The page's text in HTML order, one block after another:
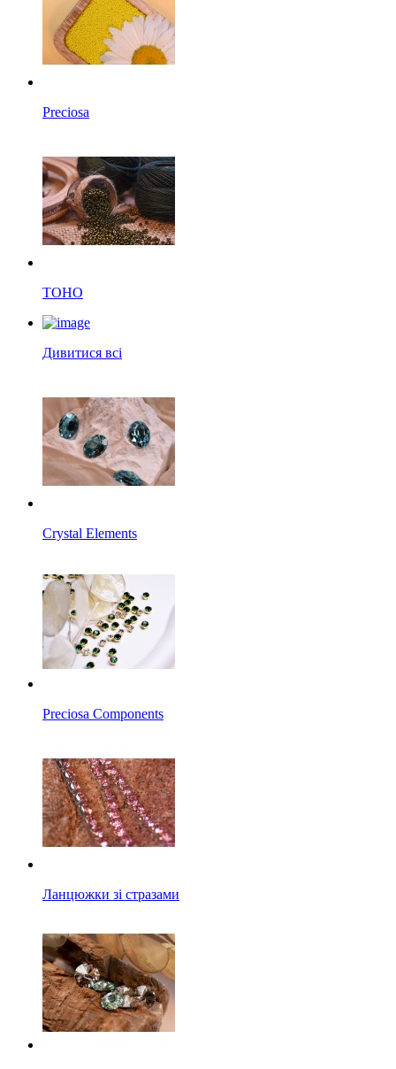
Preciosa
TOHO
Дивитися всі
Crystal Elements
Preciosa Components
Ланцюжки зі стразами